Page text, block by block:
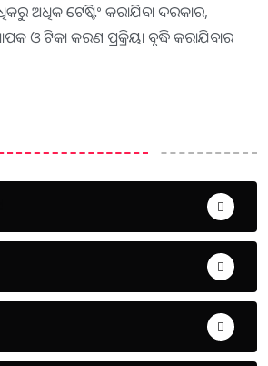
ଅଧିକ ଟେଷ୍ଟିଂ କରାଯିବା ଦରକାର,
ଓ ଟିକା କରଣ ପ୍ରକ୍ରିୟା ବୃଦ୍ଧି କରାଯିବାର